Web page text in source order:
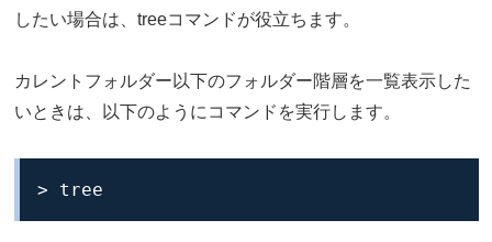
したい場合は、treeコマンドが役立ちます。
カレントフォルダー以下のフォルダー階層を一覧表示した
いときは、以下のようにコマンドを実行します。
> tree